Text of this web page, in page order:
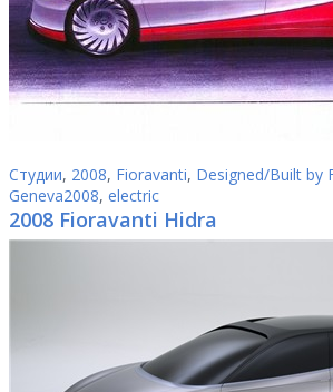
Студии, 2008, Fioravanti, Designed/Built by
Geneva2008, electric
2008 Fioravanti Hidra